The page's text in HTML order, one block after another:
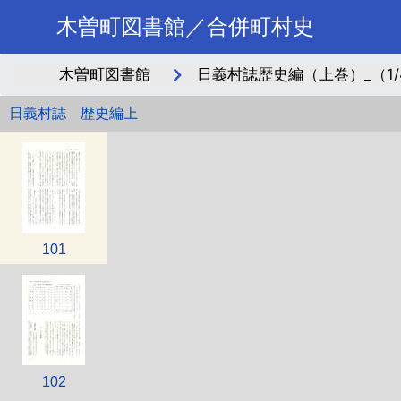
木曽町図書館／合併町村史
木曽町図書館 日義村誌歴史編（上巻）_（